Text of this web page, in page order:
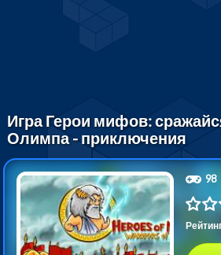
Игра Герои мифов:
Олимпа - приключения
98